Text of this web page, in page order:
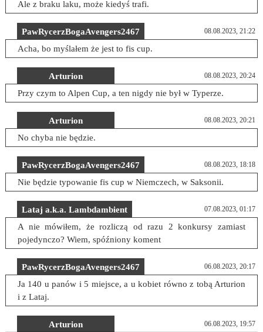
Ale z braku laku, może kiedyś trafi.
PawRycerzBogaAvengers2467 08.08.2023, 21:22
Acha, bo myślałem że jest to fis cup.
Arturion 08.08.2023, 20:24
Przy czym to Alpen Cup, a ten nigdy nie był w Typerze.
Arturion 08.08.2023, 20:21
No chyba nie będzie.
PawRycerzBogaAvengers2467 08.08.2023, 18:18
Nie będzie typowanie fis cup w Niemczech, w Saksonii.
Lataj a.k.a. Lambdambient 07.08.2023, 01:17
A nie mówiłem, że rozliczą od razu 2 konkursy zamiast
pojedynczo? Wiem, spóźniony koment
PawRycerzBogaAvengers2467 06.08.2023, 20:17
Ja 140 u panów i 5 miejsce, a u kobiet równo z tobą Arturion
i z Lataj.
Arturion 06.08.2023, 19:57